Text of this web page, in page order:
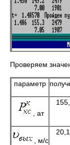
Проверяем
параметр
, ат
, м/с